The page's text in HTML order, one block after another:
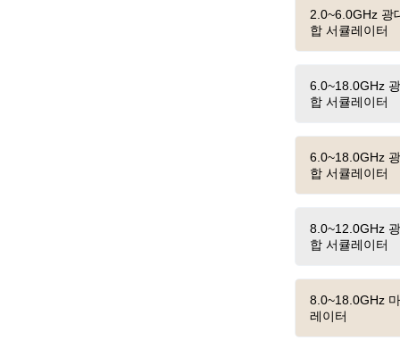
2.0~6.0GHz 광
합 서큘레이터
6.0~18.0GHz
합 서큘레이터
6.0~18.0GHz
합 서큘레이터
8.0~12.0GHz
합 서큘레이터
8.0~18.0GHz
레이터